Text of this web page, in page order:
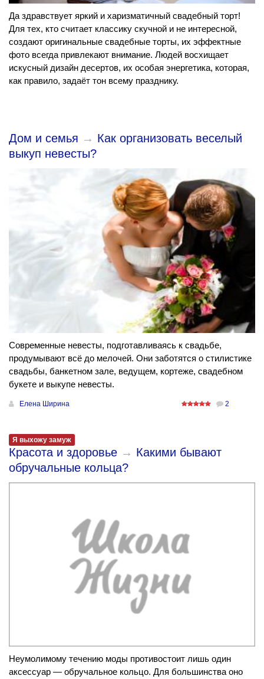
Да здравствует яркий и харизматичный свадебный торт!
Для тех, кто считает классику скучной и не интересной,
создают оригинальные свадебные торты, их эффектные
фото всегда привлекают внимание. Людей восхищает
искусный дизайн десертов, их особая энергетика, которая,
как правило, задаёт тон всему празднику.
Дом и семья → Как организовать веселый
выкуп невесты?
Современные невесты, подготавливаясь к свадьбе,
продумывают всё до мелочей. Они заботятся о стилистике
свадьбы, банкетном зале, ведущем, кортеже, свадебном
букете и выкупе невесты.
Елена Ширина 2
Я выхожу замуж
Красота и здоровье → Какими бывают
обручальные кольца?
Неумолимому течению моды противостоит лишь один
аксессуар — обручальное кольцо. Для большинства оно